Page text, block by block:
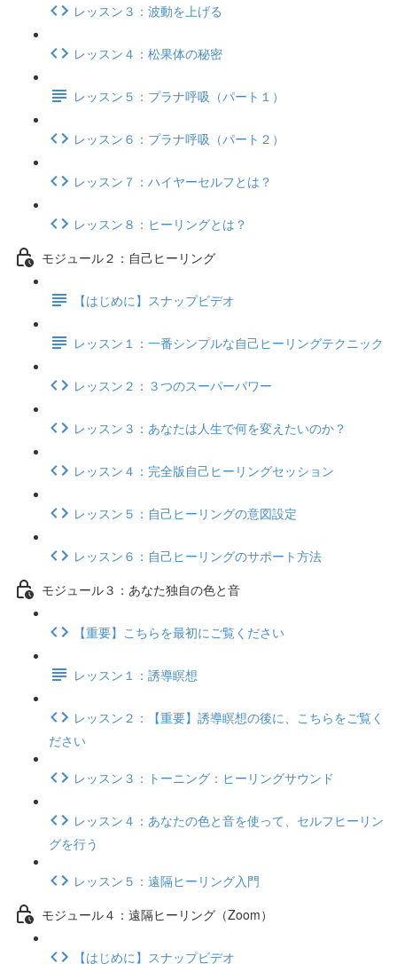
レッスン３：波動を上げる
レッスン４：松果体の秘密
レッスン５：プラナ呼吸（パート１）
レッスン６：プラナ呼吸（パート２）
レッスン７：ハイヤーセルフとは？
レッスン８：ヒーリングとは？
モジュール２：自己ヒーリング
【はじめに】スナップビデオ
レッスン１：一番シンプルな自己ヒーリングテクニック
レッスン２：３つのスーパーパワー
レッスン３：あなたは人生で何を変えたいのか？
レッスン４：完全版自己ヒーリングセッション
レッスン５：自己ヒーリングの意図設定
レッスン６：自己ヒーリングのサポート方法
モジュール３：あなた独自の色と音
【重要】こちらを最初にご覧ください
レッスン１：誘導瞑想
レッスン２：【重要】誘導瞑想の後に、こちらをご覧く
ださい
レッスン３：トーニング：ヒーリングサウンド
レッスン４：あなたの色と音を使って、セルフヒーリン
グを行う
レッスン５：遠隔ヒーリング入門
モジュール４：遠隔ヒーリング（Zoom）
【はじめに】スナップビデオ